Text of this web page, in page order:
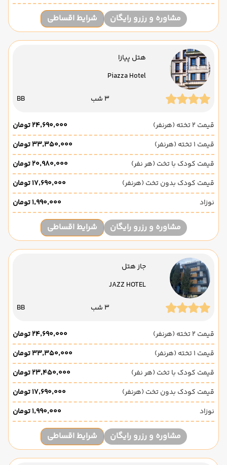
مشاوره و رزرو رایگان شرایط اقساطی
هتل پیازا
Piazza Hotel
3 شب BB
قیمت 2 تخته (هرنفر)
۲۴٬۶۹۰٬۰۰۰ تومان
قیمت 1 تخته (هرنفر)
۳۳٬۳۵۰٬۰۰۰ تومان
قیمت کودک با تخت (هر نفر)
۲۰٬۹۸۰٬۰۰۰ تومان
قیمت کودک بدون تخت (هرنفر)
۱۷٬۶۹۰٬۰۰۰ تومان
نوزاد
۱٬۹۹۰٬۰۰۰ تومان
مشاوره و رزرو رایگان شرایط اقساطی
جاز هتل
JAZZ HOTEL
3 شب BB
قیمت 2 تخته (هرنفر)
۲۴٬۶۹۰٬۰۰۰ تومان
قیمت 1 تخته (هرنفر)
۳۳٬۳۵۰٬۰۰۰ تومان
قیمت کودک با تخت (هر نفر)
۲۳٬۴۵۰٬۰۰۰ تومان
قیمت کودک بدون تخت (هرنفر)
۱۷٬۶۹۰٬۰۰۰ تومان
نوزاد
۱٬۹۹۰٬۰۰۰ تومان
مشاوره و رزرو رایگان شرایط اقساطی